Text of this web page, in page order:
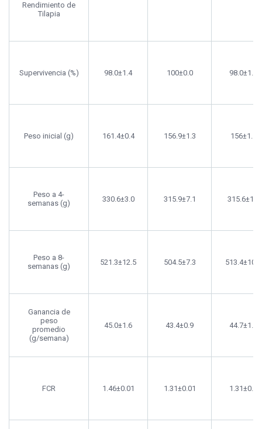
Rendimiento de
Tilapia
Supervivencia (%) 98.0±1.4 100±0.0 98.0±1.4
Peso inicial (g) 161.4±0.4 156.9±1.3 156±1.1
Peso a 4-
semanas (g)
330.6±3.0 315.9±7.1 315.6±1.4
Peso a 8-
semanas (g)
521.3±12.5 504.5±7.3 513.4±10.5
Ganancia de
peso
promedio
(g/semana)
45.0±1.6 43.4±0.9 44.7±1.3
FCR 1.46±0.01 1.31±0.01 1.31±0.0